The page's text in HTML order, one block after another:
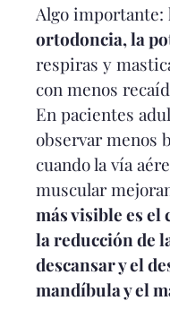
Algo importante:
ortodoncia, la
respiras y
con menos
En pacientes
observar menos
cuando la vía
muscular
más visible es
la reducción de
descansar y el
mandíbula y el